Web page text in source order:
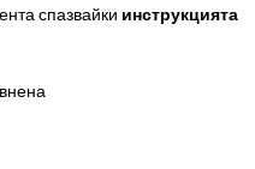
спазвайки инструкцията